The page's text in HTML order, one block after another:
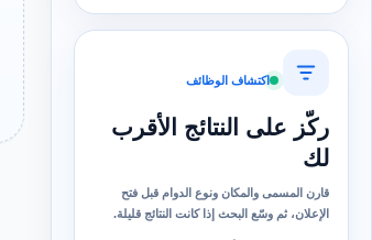
اكتشاف الوظائف
ركّز على النتائج الأقرب
لك
قارن المسمى والمكان ونوع الدوام قبل فتح
الإعلان، ثم وسّع البحث إذا كانت النتائج قليلة.